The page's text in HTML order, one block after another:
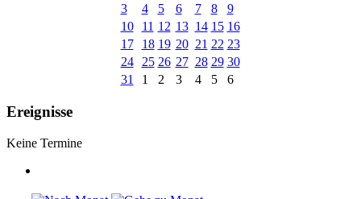
3
4 5 6 7 8
9
10
11 12 13 14 15 16
17
18 19 20 21 22 23
24
25 26 27 28 29 30
31
1 2 3 4 5 6
Ereignisse
Keine Termine